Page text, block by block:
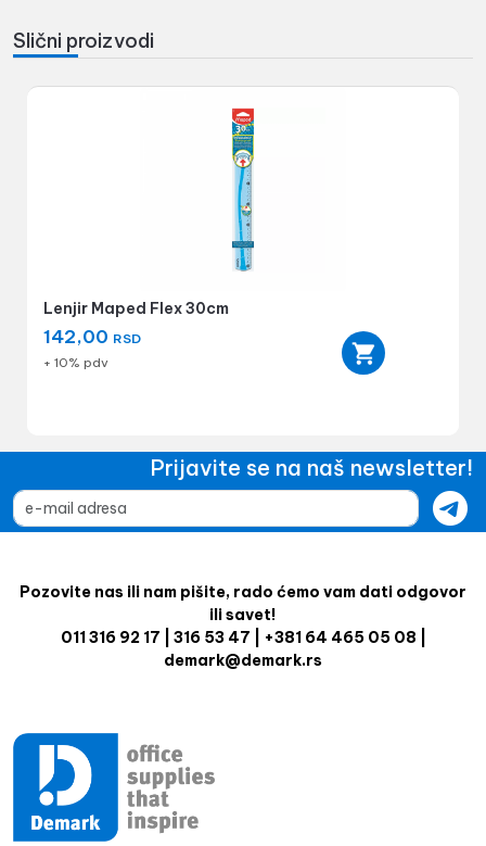
Slični proizvodi
Lenjir Maped Flex 30cm
142,00 RSD
+ 10% pdv
Prijavite se na naš newsletter!
Pozovite nas ili nam pišite, rado ćemo vam dati odgovor
ili savet!
011 316 92 17 | 316 53 47 | +381 64 465 05 08 |
demark@demark.rs